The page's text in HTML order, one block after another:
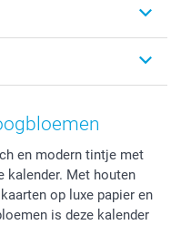
met fotoprints
en modern tintje met
kalender. Met houten
op luxe papier en
is deze kalender